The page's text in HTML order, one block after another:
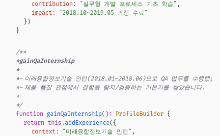
contribution: "실무형 개발 프로세스 기초 학습 " ,
impact: "2018.10~2019.05 과정 수료 "
} )
}
/**
*gainQaInternship
*
*- 미래융합정보기술 인턴(2018.01~2018.06)으로 QA 업무를 수행했습
*- 제품 품질 관점에서 결함을 탐지/검증하는 기본기를 쌓았습니다.
*
*/
function gainQaInternship( ) : ProfileBuilder {
return this . addExperience( {
context: "미래융합정보기술 인턴 " ,